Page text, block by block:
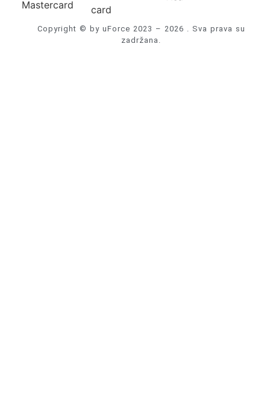
Copyright © by uForce 2023 – 2026 . Sva prava su
zadržana.